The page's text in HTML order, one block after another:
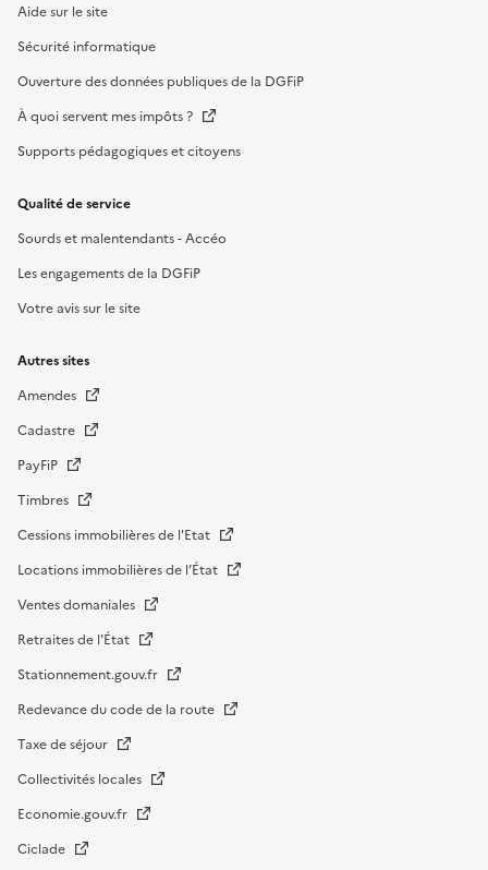
Aide sur le site
Sécurité informatique
Ouverture des données publiques de la DGFiP
À quoi servent mes impôts ?
Supports pédagogiques et citoyens
Qualité de service
Sourds et malentendants - Accéo
Les engagements de la DGFiP
Votre avis sur le site
Autres sites
Amendes
Cadastre
PayFiP
Timbres
Cessions immobilières de l'Etat
Locations immobilières de l’État
Ventes domaniales
Retraites de l'État
Stationnement.gouv.fr
Redevance du code de la route
Taxe de séjour
Collectivités locales
Economie.gouv.fr
Ciclade